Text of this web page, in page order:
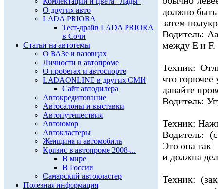
О других авто
LADA PRIORA
Тест-драйв LADA PRIORA
в Сочи
Статьи на автотемы
О ВАЗе и вазовцах
Личности в автопроме
О пробегах и автоспорте
LADAONLINE в других СМИ
Сайт автодилера
Автокредитование
Автосалоны и выставки
Автопутешествия
Автоюмор
Автокластеры
Женщина и автомобиль
Кризис в автопроме 2008-...
В мире
В России
Самарский автокластер
Полезная информация
должно
затем
Водитель:
между Е и F.
Техник:
что горючее
давайте
Водитель:
Техник:
Водитель:
Это она так
и должна
Техник: